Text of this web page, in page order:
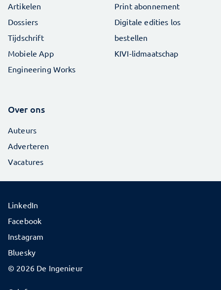
Artikelen
Dossiers
Tijdschrift
Mobiele App
Engineering Works
Print abonnement
Digitale edities los
bestellen
KIVI-lidmaatschap
Over ons
Auteurs
Adverteren
Vacatures
© 2026 De Ingenieur
LinkedIn
Facebook
Instagram
Bluesky